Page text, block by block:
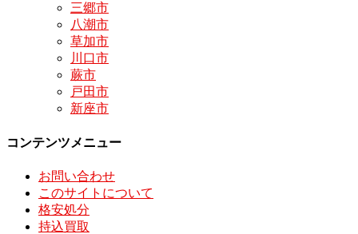
三郷市
八潮市
草加市
川口市
蕨市
戸田市
新座市
コンテンツメニュー
お問い合わせ
このサイトについて
格安処分
持込買取